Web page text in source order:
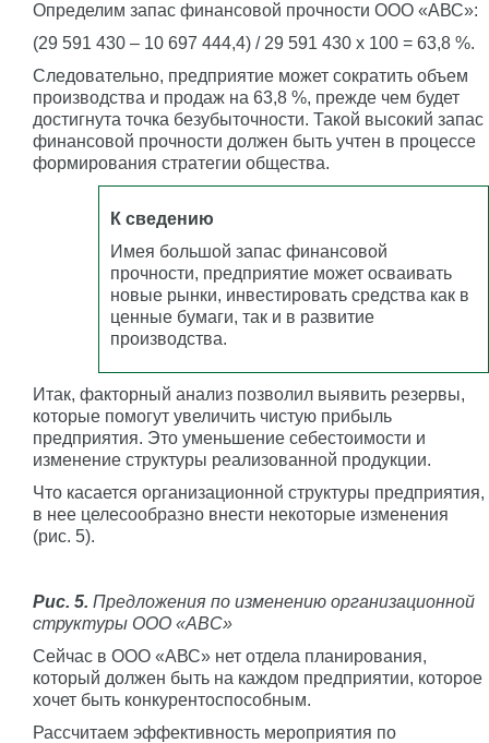
Определим запас финансовой прочности ООО «АВС»:
(29 591 430 – 10 697 444,4) / 29 591 430 x 100 = 63,8 %.
Следовательно, предприятие может сократить объем
производства и продаж на 63,8 %, прежде чем будет
достигнута точка безубыточности. Такой высокий запас
финансовой прочности должен быть учтен в процессе
формирования стратегии общества.
К сведению
Имея большой запас финансовой
прочности, предприятие может осваивать
новые рынки, инвестировать средства как в
ценные бумаги, так и в развитие
производства.
Итак, факторный анализ позволил выявить резервы,
которые помогут увеличить чистую прибыль
предприятия. Это уменьшение себестоимости и
изменение структуры реализованной продукции.
Что касается организационной структуры предприятия,
в нее целесообразно внести некоторые изменения
(рис. 5).
Рис. 5. Предложения по изменению организационной
структуры ООО «АВС»
Сейчас в ООО «АВС» нет отдела планирования,
который должен быть на каждом предприятии, которое
хочет быть конкурентоспособным.
Рассчитаем эффективность мероприятия по